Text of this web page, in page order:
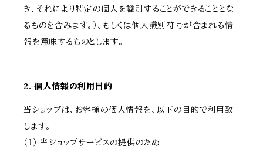
き、それにより特定の個人を識別することができることとな
るものを含みます。）、もしくは個人識別符号が含まれる情
報を意味するものとします。
2. 個人情報の利用目的
当ショップは、お客様の個人情報を、以下の目的で利用致
します。
（１） 当ショップサービスの提供のため